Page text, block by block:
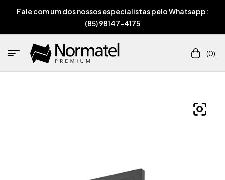
Fale com um dos nossos especialistas pelo Whatsapp:
(85) 98147-4175
(0)